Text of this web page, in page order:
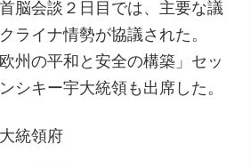
脳会談２日目では、主要な議
ライナ情勢が協議された。
州の平和と安全の構築」セッ
シキー宇大統領も出席した。
統領府